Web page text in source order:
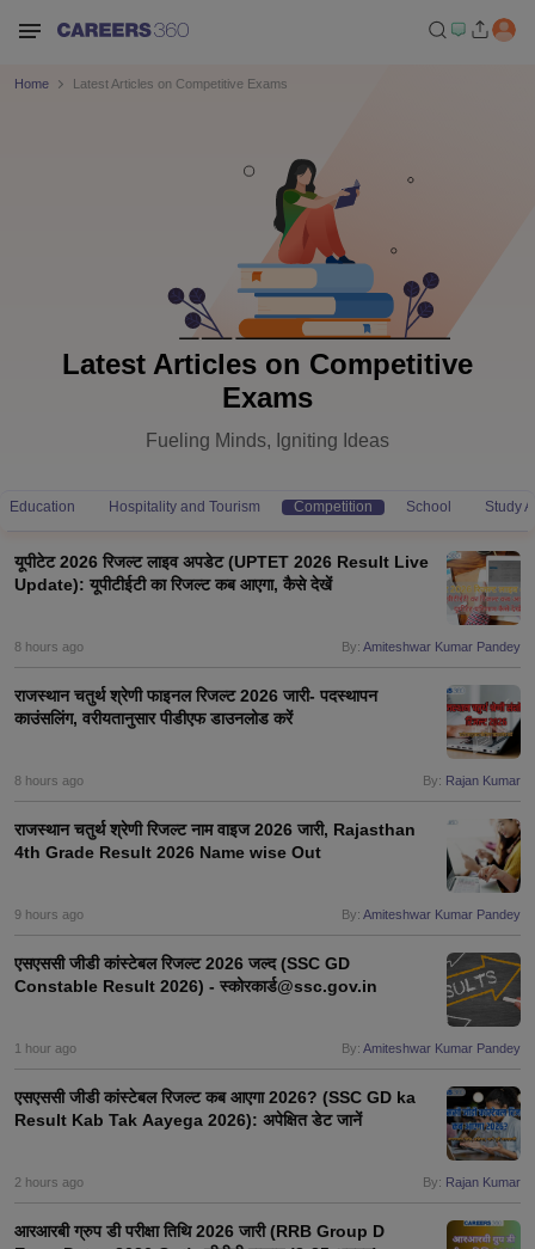
Exam Dates
Exam Dates
IBPS Clerk Exam Dates
IBPS RRB Exam Dates
Constable Cutoff
SSC GD Constable Syllabus SSC GD Constable
AFCAT Exam Dates
RRB NTPC Exam pattern
Home Latest Articles on Competitive Exams
Latest Articles on Competitive
Exams
Fueling Minds, Igniting Ideas
Education Hospitality and Tourism Competition School Study
यूपीटेट 2026 रिजल्ट लाइव अपडेट (UPTET 2026 Result Live
Update): यूपीटीईटी का रिजल्ट कब आएगा, कैसे देखें
8 hours ago By: Amiteshwar Kumar Pandey
राजस्थान चतुर्थ श्रेणी फाइनल रिजल्ट 2026 जारी- पदस्थापन
काउंसलिंग, वरीयतानुसार पीडीएफ डाउनलोड करें
8 hours ago By: Rajan Kumar
राजस्थान चतुर्थ श्रेणी रिजल्ट नाम वाइज 2026 जारी, Rajasthan
4th Grade Result 2026 Name wise Out
9 hours ago By: Amiteshwar Kumar Pandey
एसएससी जीडी कांस्टेबल रिजल्ट 2026 जल्द (SSC GD
Constable Result 2026) - स्कोरकार्ड@ssc.gov.in
1 hour ago By: Amiteshwar Kumar Pandey
एसएससी जीडी कांस्टेबल रिजल्ट कब आएगा 2026? (SSC GD ka
Result Kab Tak Aayega 2026): अपेक्षित डेट जानें
2 hours ago By: Rajan Kumar
आरआरबी ग्रुप डी परीक्षा तिथि 2026 जारी (RRB Group D